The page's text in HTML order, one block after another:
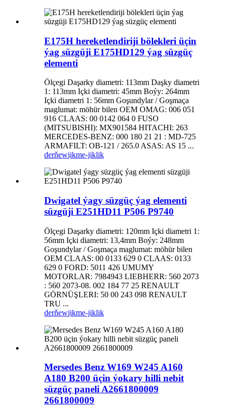
E175H hereketlendiriji bölekleri üçin
ýag süzgüji E175HD129 ýag süzgüç
elementi
Ölçegi Daşarky diametri: 113mm Daşky diametri
1: 113mm Içki diametri: 45mm Boýy: 264mm
Içki diametri 1: 56mm Goşundylar / Goşmaça
maglumat: möhür bilen OEM OMAG: 006 051
916 CLAAS: 00 0142 064 0 FUSO
(MITSUBISHI): MX901584 HITACHI: 263
MERCEDES-BENZ: 000 180 21 21 : MD-725
ARMAFILT: OB-121 / 265.0 ASAS: AS 15 ...
derňewjikme-jiklik
Dwigatel ýagy süzgüç ýag elementi
süzgüji E251HD11 P506 P9740
Ölçegi Daşarky diametri: 120mm Içki diametri 1:
56mm Içki diametri: 13,4mm Boýy: 248mm
Goşundylar / Goşmaça maglumat: möhür bilen
OEM CLAAS: 00 0133 629 0 CLAAS: 0133
629 0 FORD: 5011 426 UMUMY
MOTORLAR: 7984943 LIEBHERR: 560 2073
: 560 2073-08. 002 184 77 25 RENAULT
GÖRNÜŞLERI: 50 00 243 098 RENAULT
TRU ...
derňewjikme-jiklik
Mersedes Benz W169 W245 A160
A180 B200 üçin ýokary hilli nebit
süzgüç paneli A2661800009
2661800009